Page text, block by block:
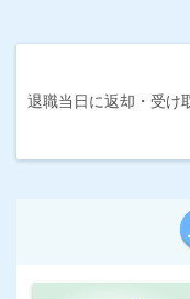
条件
IT系に強い
退職当日に返却・受け